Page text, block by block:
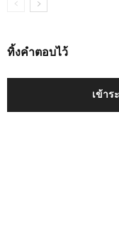
ทิ้งคำตอบไว้
เข้าร